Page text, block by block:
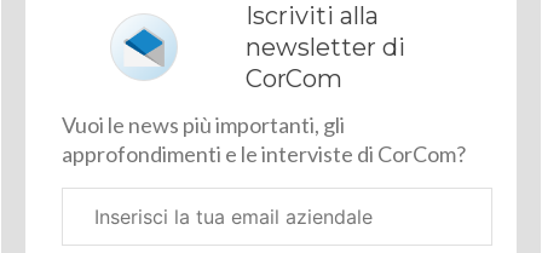
Iscriviti alla
newsletter di
CorCom
Vuoi le news più importanti, gli
approfondimenti e le interviste di CorCom?
aziendale